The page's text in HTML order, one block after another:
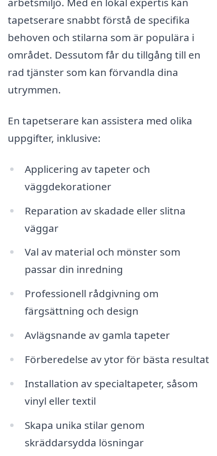
tapetserare snabbt förstå de specifika
behoven och stilarna som är populära i
området. Dessutom får du tillgång till en
rad tjänster som kan förvandla dina
utrymmen.
En tapetserare kan assistera med olika
uppgifter, inklusive:
Applicering av tapeter och
väggdekorationer
Reparation av skadade eller slitna
väggar
Val av material och mönster som
passar din inredning
Professionell rådgivning om
färgsättning och design
Avlägsnande av gamla tapeter
Förberedelse av ytor för bästa resultat
Installation av specialtapeter, såsom
vinyl eller textil
Skapa unika stilar genom
skräddarsydda lösningar